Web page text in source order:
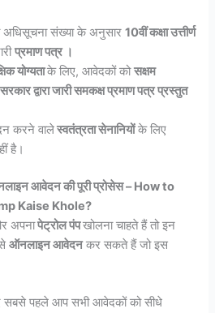
अधिसूचना संख्या के अनुसार10वीं कक्षा उत्तीर्ण
प्रमाण पत्र ।
योग्यताके लिए, आवेदकों कोसक्षम
द्वारा जारी समकक्ष प्रमाण पत्र प्रस्तुत
करने वालेस्वतंत्रता सेनानियोंके लिए
है।
आवेदन की पूरी प्रोसेस – How to
Kaise Khole?
अपनापेट्रोल पंपखोलना चाहते हैं तो इन
सेऑनलाइन आवेदनकर सकते हैं जो इस
पहले आप सभी आवेदकों को सीधे